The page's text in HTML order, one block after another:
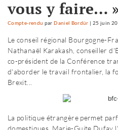
vous y faire…
Compte-rendu parDaniel Bordür | 25 juin
Le conseil régional Bourgogne-
Nathanaël Karakash, conseiller
co-président de la Conférence
d'aborder le travail frontalier, la
Brexit...
La politique étrangère permet
domestiques. Marie-Guite Dufay